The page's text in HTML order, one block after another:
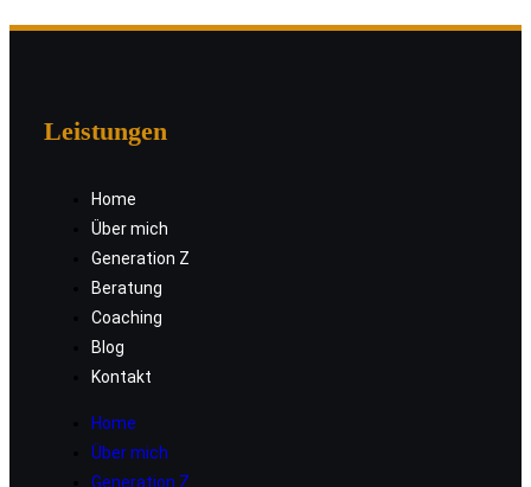
Leistungen
Home
Über mich
Generation Z
Beratung
Coaching
Blog
Kontakt
Home
Über mich
Generation Z